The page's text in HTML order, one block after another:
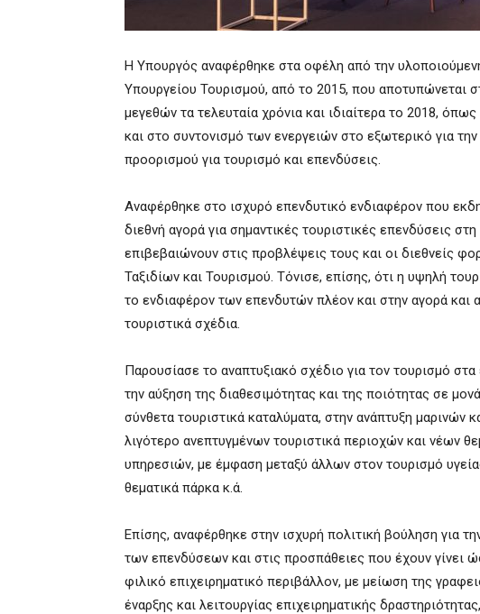
Η Υπουργός αναφέρθηκε στα οφέλη από την υλοποιούμενη
Υπουργείου Τουρισμού, από το 2015, που αποτυπώνεται
μεγεθών τα τελευταία χρόνια και ιδιαίτερα το 2018,
και στο συντονισμό των ενεργειών στο εξωτερικό για
προορισμού για τουρισμό και επενδύσεις.
Αναφέρθηκε στο ισχυρό επενδυτικό ενδιαφέρον που
διεθνή αγορά για σημαντικές τουριστικές επενδύσεις
επιβεβαιώνουν στις προβλέψεις τους και οι διεθνείς
Ταξιδίων και Τουρισμού. Τόνισε, επίσης, ότι η υψηλή
το ενδιαφέρον των επενδυτών πλέον και στην αγορά και
τουριστικά σχέδια.
Παρουσίασε το αναπτυξιακό σχέδιο για τον τουρισμό
την αύξηση της διαθεσιμότητας και της ποιότητας σε
σύνθετα τουριστικά καταλύματα, στην ανάπτυξη μαρινών
λιγότερο ανεπτυγμένων τουριστικά περιοχών και νέων
υπηρεσιών, με έμφαση μεταξύ άλλων στον τουρισμό
θεματικά πάρκα κ.ά.
Επίσης, αναφέρθηκε στην ισχυρή πολιτική βούληση για
των επενδύσεων και στις προσπάθειες που έχουν γίνει
φιλικό επιχειρηματικό περιβάλλον, με μείωση της
έναρξης και λειτουργίας επιχειρηματικής